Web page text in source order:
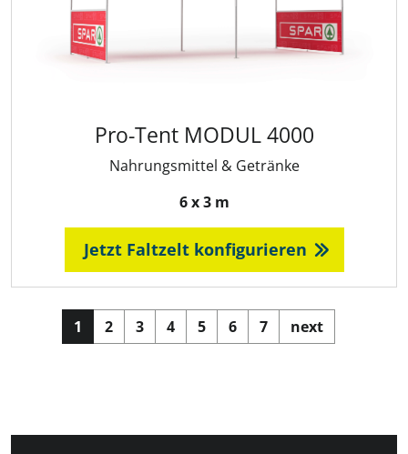
Pro-Tent MODUL 4000
Nahrungsmittel & Getränke
6 x 3 m
Jetzt Faltzelt konfigurieren
1 2 3 4 5 6 7 next